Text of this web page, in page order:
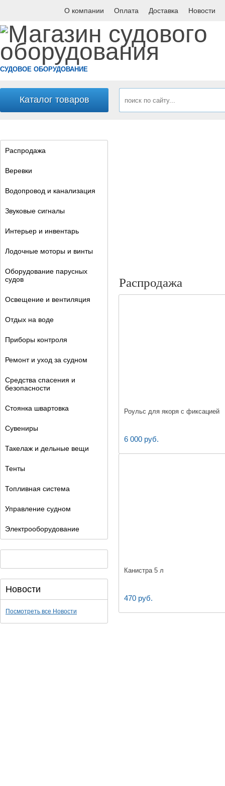
О компании Оплата Доставка Новости
СУДОВОЕ ОБОРУДОВАНИЕ
Каталог товаров
Распродажа
Роульс для якоря с фиксацией
6 000 руб.
Канистра 5 л
470 руб.
Распродажа
Веревки
Водопровод и канализация
Звуковые сигналы
Интерьер и инвентарь
Лодочные моторы и винты
Оборудование парусных
судов
Освещение и вентиляция
Отдых на воде
Приборы контроля
Ремонт и уход за судном
Средства спасения и
безопасности
Стоянка швартовка
Сувениры
Такелаж и дельные вещи
Тенты
Топливная система
Управление судном
Электрооборудование
Новости
Посмотреть все Новости